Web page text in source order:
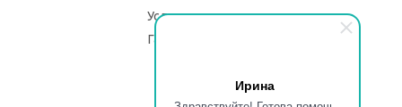
Ирина
Условия доставки
Гарантия на товар